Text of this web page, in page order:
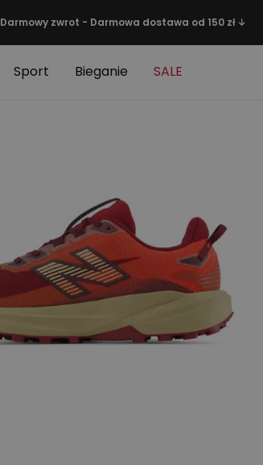
Darmowy zwrot - Darmowa dostawa od 150 zł ↓
Sport Bieganie SALE